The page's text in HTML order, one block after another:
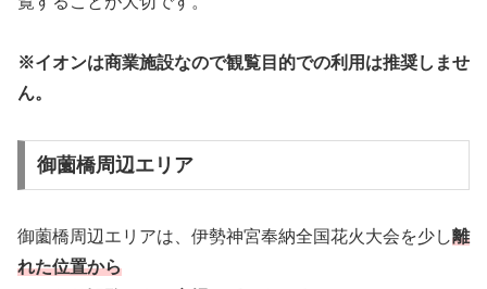
※イオンは商業施設なので観覧目的での利用は推奨しませ
ん。
御薗橋周辺エリア
御薗橋周辺エリアは、伊勢神宮奉納全国花火大会を少し離
れた位置から